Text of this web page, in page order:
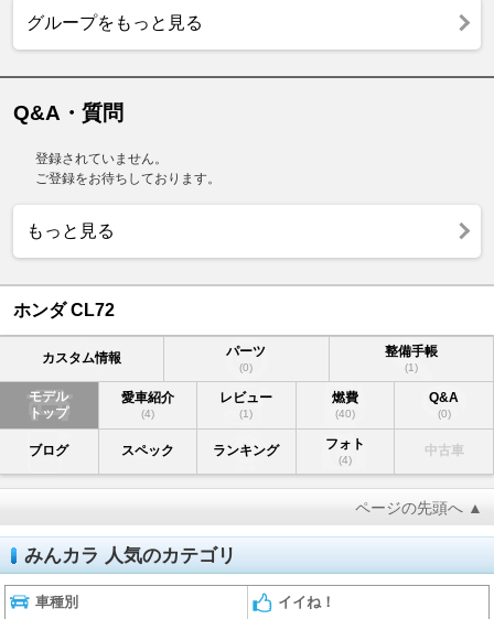
グループをもっと見る
Q&A・質問
登録されていません。
ご登録をお待ちしております。
もっと見る
ホンダ CL72
カスタム情報 パーツ
(0)
整備手帳
(1)
モデル
トップ
愛車紹介
(4)
レビュー
(1)
燃費
(40)
Q&A
(0)
ブログ スペック ランキング フォト
(4)
中古車
ページの先頭へ ▲
みんカラ 人気のカテゴリ
車種別 イイね！